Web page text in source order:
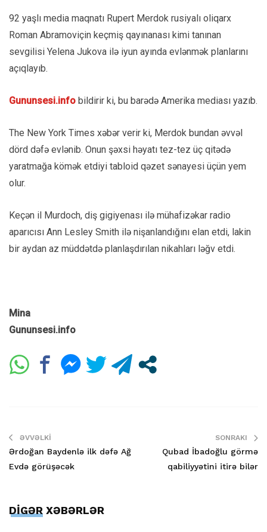
92 yaşlı media maqnatı Rupert Merdok rusiyalı oliqarx
Roman Abramoviçin keçmiş qayınanası kimi tanınan
sevgilisi Yelena Jukova ilə iyun ayında evlənmək planlarını
açıqlayıb.
Gununsesi.info bildirir ki, bu barədə Amerika mediası yazıb.
The New York Times xəbər verir ki, Merdok bundan əvvəl
dörd dəfə evlənib. Onun şəxsi həyatı tez-tez üç qitədə
yaratmağa kömək etdiyi tabloid qəzet sənayesi üçün yem
olur.
Keçən il Murdoch, diş gigiyenası ilə mühafizəkar radio
aparıcısı Ann Lesley Smith ilə nişanlandığını elan etdi, lakin
bir aydan az müddətdə planlaşdırılan nikahları ləğv etdi.
Mina
Gununsesi.info
ƏVVƏLKI
Ərdoğan Baydenlə ilk dəfə Ağ
Evdə görüşəcək
SONRAKI
Qubad İbadoğlu görmə
qabiliyyətini itirə bilər
DİGƏR XƏBƏRLƏR